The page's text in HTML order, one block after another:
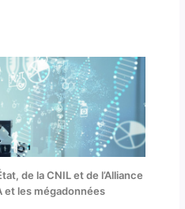
de la CNIL et de l’Alliance
et les mégadonnées